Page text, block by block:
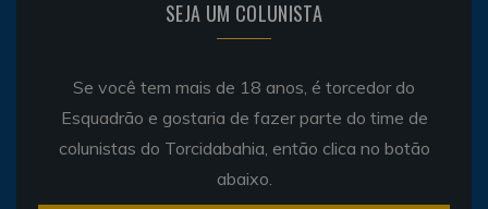
SEJA UM COLUNISTA
Se você tem mais de 18 anos, é torcedor do
Esquadrão e gostaria de fazer parte do time de
colunistas do Torcidabahia, então clica no botão
abaixo.